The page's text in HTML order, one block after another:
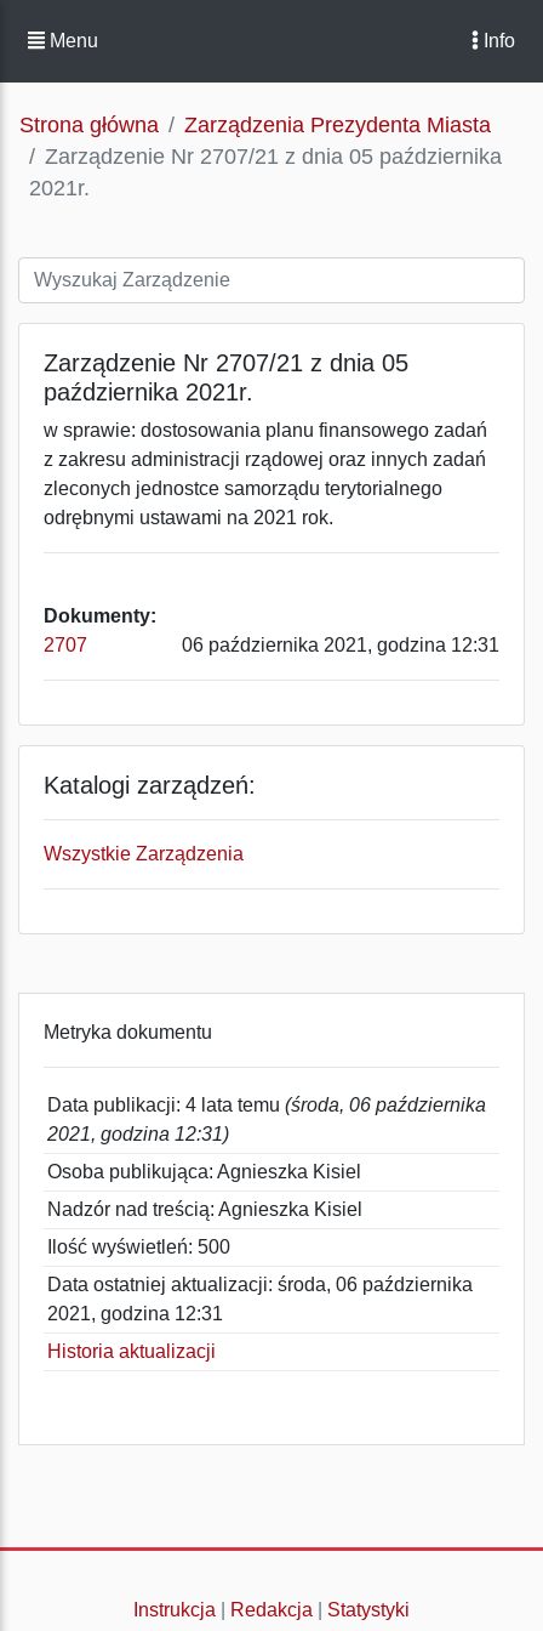
Menu Info
Strona główna
Zarządzenia Prezydenta Miasta
Zarządzenie Nr 2707/21 z dnia 05 października
2021r.
Zarządzenie Nr 2707/21 z dnia 05
października 2021r.
w sprawie: dostosowania planu finansowego zadań
z zakresu administracji rządowej oraz innych zadań
zleconych jednostce samorządu terytorialnego
odrębnymi ustawami na 2021 rok.
Dokumenty:
2707
06 października 2021, godzina 12:31
Katalogi zarządzeń:
Wszystkie Zarządzenia
Metryka dokumentu
Data publikacji: 4 lata temu (środa, 06 października
2021, godzina 12:31)
Osoba publikująca: Agnieszka Kisiel
Nadzór nad treścią: Agnieszka Kisiel
Ilość wyświetleń: 500
Data ostatniej aktualizacji: środa, 06 października
2021, godzina 12:31
Historia aktualizacji
Instrukcja Redakcja
Statystyki